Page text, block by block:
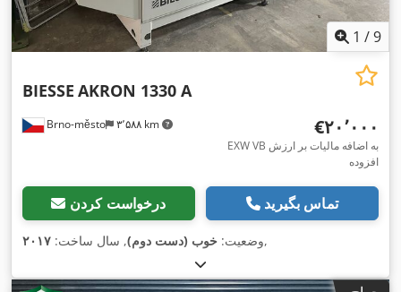
1 /9
Brno-město ۳٬۵۸۸ km
BIESSE AKRON 1330 A
‎€۲۰٬۰۰۰
EXW VB به اضافه مالیات بر ارزش
افزوده
درخواست کردن تماس بگیرید
وضعیت: خوب (دست دوم), سال ساخت: ۲۰۱۷ ,